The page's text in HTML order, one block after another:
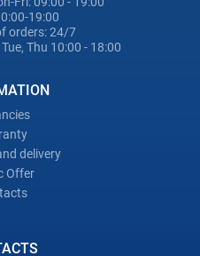
19:00
orders: 24/7
Thu 10:00 - 18:00
delivery
Offer